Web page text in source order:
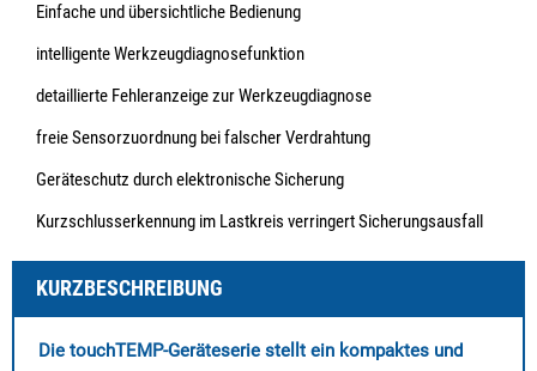
Einfache und übersichtliche Bedienung
intelligente Werkzeugdiagnosefunktion
detaillierte Fehleranzeige zur Werkzeugdiagnose
freie Sensorzuordnung bei falscher Verdrahtung
Geräteschutz durch elektronische Sicherung
Kurzschlusserkennung im Lastkreis verringert Sicherungsausfall
KURZBESCHREIBUNG
Die touchTEMP-Geräteserie stellt ein kompaktes und
Datenschutz
Impressum